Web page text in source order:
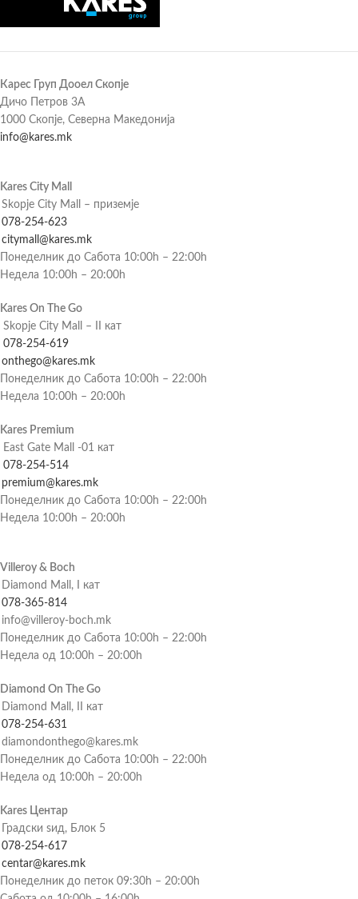
Карес Груп Дооел Скопје
Дичо Петров 3А
1000 Скопје, Северна Македонија
info@kares.mk
Kares City Mall
Skopje City Mall – приземје
078-254-623
citymall@kares.mk
Понеделник до Сабота 10:00h – 22:00h
Недела 10:00h – 20:00h
Kares On The Go
Skopje City Mall – II кат
078-254-619
onthego@kares.mk
Понеделник до Сабота 10:00h – 22:00h
Недела 10:00h – 20:00h
Kares Premium
East Gate Mall -01 кат
078-254-514
premium@kares.mk
Понеделник до Сабота 10:00h – 22:00h
Недела 10:00h – 20:00h
Villeroy & Boch
Diamond Mall, I кат
078-365-814
info@villeroy-boch.mk
Понеделник до Сабота 10:00h – 22:00h
Недела од 10:00h – 20:00h
Diamond On The Go
Diamond Mall, II кат
078-254-631
diamondonthego@kares.mk
Понеделник до Сабота 10:00h – 22:00h
Недела од 10:00h – 20:00h
Kares Центар
Градски ѕид, Блок 5
078-254-617
centar@kares.mk
Понеделник до петок 09:30h – 20:00h